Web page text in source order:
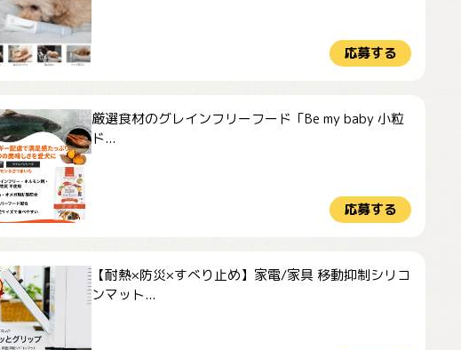
応募する
厳選食材のグレインフリーフード「Be my baby 小粒
ド...
応募する
【耐熱×防災×すべり止め】家電/家具 移動抑制シリコ
ンマット...